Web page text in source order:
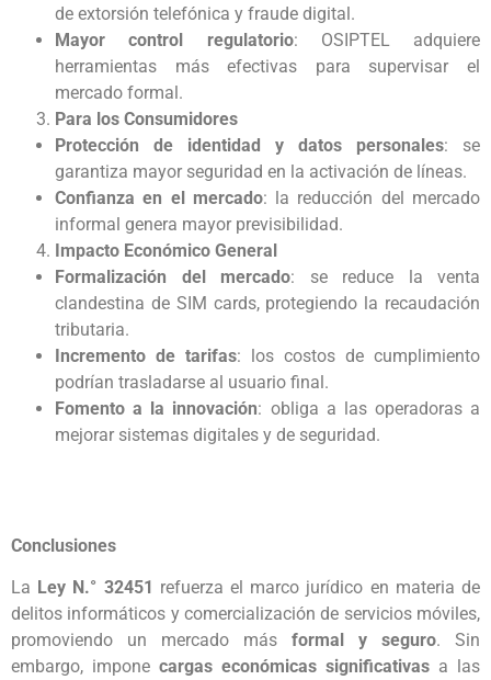
de extorsión telefónica y fraude digital.
Mayor control regulatorio: OSIPTEL adquiere
herramientas más efectivas para supervisar el
mercado formal.
Para los Consumidores
Protección de identidad y datos personales: se
garantiza mayor seguridad en la activación de líneas.
Confianza en el mercado: la reducción del mercado
informal genera mayor previsibilidad.
Impacto Económico General
Formalización del mercado: se reduce la venta
clandestina de SIM cards, protegiendo la recaudación
tributaria.
Incremento de tarifas: los costos de cumplimiento
podrían trasladarse al usuario final.
Fomento a la innovación: obliga a las operadoras a
mejorar sistemas digitales y de seguridad.
Conclusiones
La Ley N.° 32451 refuerza el marco jurídico en materia de
delitos informáticos y comercialización de servicios móviles,
promoviendo un mercado más formal y seguro. Sin
embargo, impone cargas económicas significativas a las